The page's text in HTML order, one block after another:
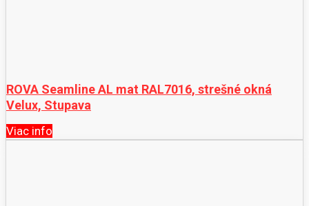
ROVA Seamline AL mat RAL7016, strešné okná
Velux, Stupava
Viac info